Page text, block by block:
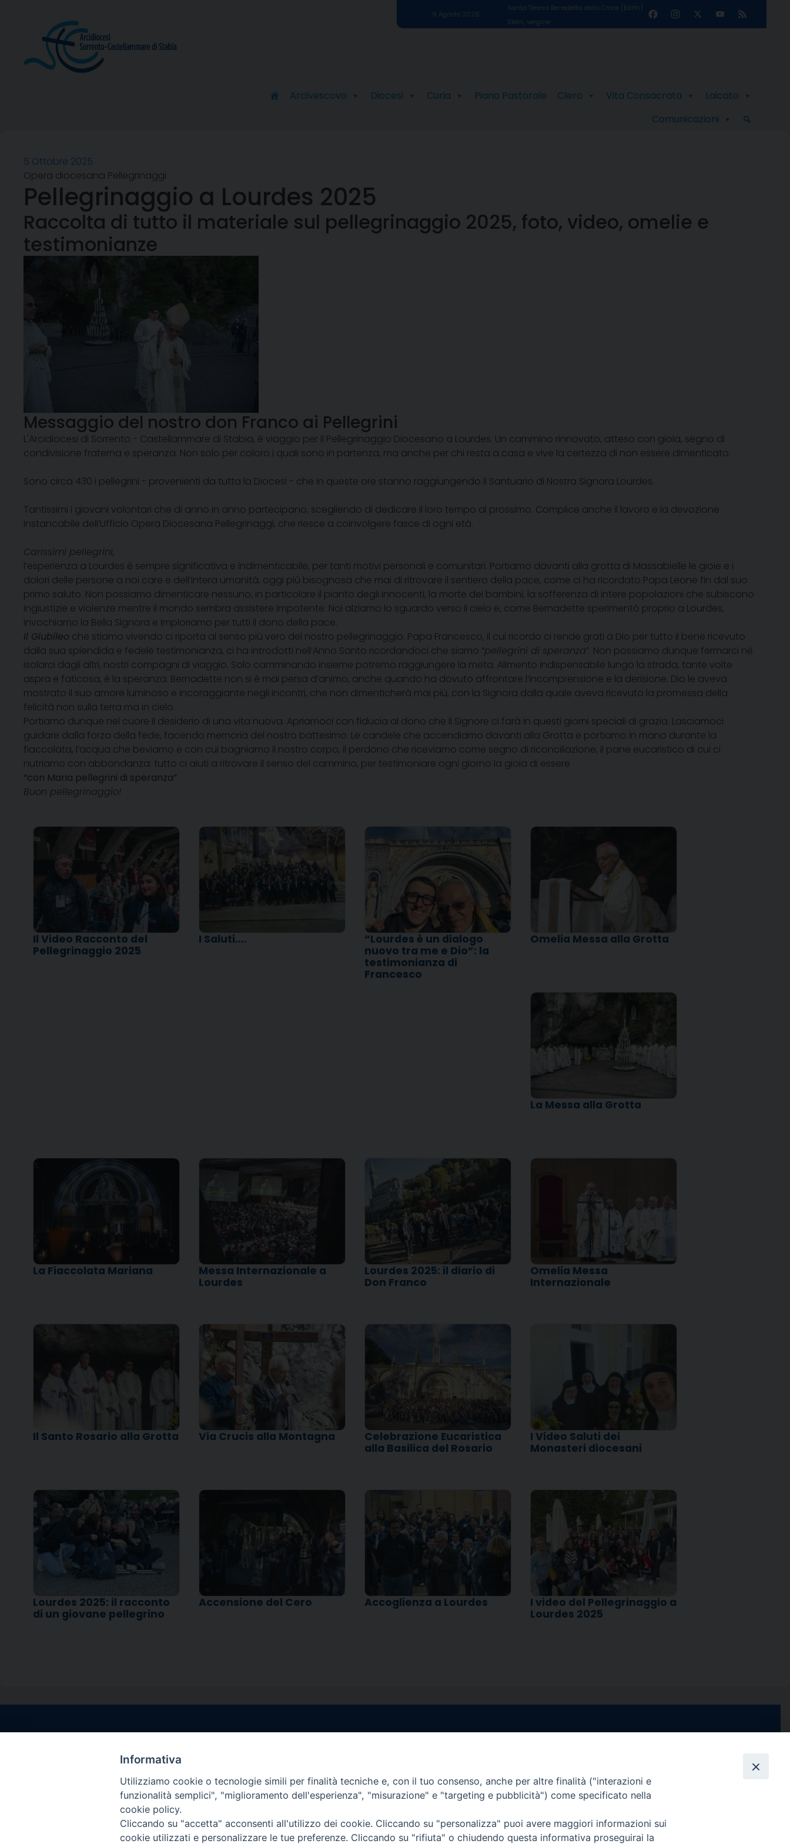
9 Agosto 2026
Santa Teresa Benedetta della Croce (Edith)
Stein, vergine
FacebookInstagram
X
YouTube
Channel
Feed
Arcivescovo Diocesi Curia Piano Pastorale Clero Vita Consacrata
Laicato
Comunicazioni
5 Ottobre 2025
Opera diocesana Pellegrinaggi
Pellegrinaggio a Lourdes 2025
Raccolta di tutto il materiale sul pellegrinaggio 2025, foto, video, omelie e
testimonianze
Messaggio del nostro don Franco ai Pellegrini
L'Arcidiocesi di Sorrento - Castellammare di Stabia, è viaggio per il Pellegrinaggio Diocesano a Lourdes. Un cammino rinnovato, atteso con gioia, segno di
condivisione fraterna e speranza. Non solo per coloro i quali sono in partenza, ma anche per chi resta a casa e vive la certezza di non essere dimenticato.
Sono circa 430 i pellegrini - provenienti da tutta la Diocesi - che in queste ore stanno raggiungendo il Santuario di Nostra Signora Lourdes.
Tantissimi i giovani volontari che di anno in anno partecipano, scegliendo di dedicare il loro tempo al prossimo. Complice anche il lavoro e la devozione
instancabile dell’Ufficio Opera Diocesana Pellegrinaggi, che riesce a coinvolgere fasce di ogni età.
Carissimi pellegrini,
l’esperienza a Lourdes è sempre significativa e indimenticabile, per tanti motivi personali e comunitari. Portiamo davanti alla grotta di Massabielle le gioie e i
dolori delle persone a noi care e dell’intera umanità, oggi più bisognosa che mai di ritrovare il sentiero della pace, come ci ha ricordato Papa Leone fin dal suo
primo saluto. Non possiamo dimenticare nessuno, in particolare il pianto degli innocenti, la morte dei bambini, la sofferenza di intere popolazioni che subiscono
ingiustizie e violenze mentre il mondo sembra assistere impotente. Noi alziamo lo sguardo verso il cielo e, come Bernadette sperimentò proprio a Lourdes,
invochiamo la Bella Signora e imploriamo per tutti il dono della pace.
Il Giubileo che stiamo vivendo ci riporta al senso più vero del nostro pellegrinaggio. Papa Francesco, il cui ricordo ci rende grati a Dio per tutto il bene ricevuto
dalla sua splendida e fedele testimonianza, ci ha introdotti nell’Anno Santo ricordandoci che siamo “pellegrini di speranza”. Non possiamo dunque fermarci né
isolarci dagli altri, nostri compagni di viaggio. Solo camminando insieme potremo raggiungere la meta. Alimento indispensabile lungo la strada, tante volte
aspra e faticosa, è la speranza. Bernadette non si è mai persa d’animo, anche quando ha dovuto affrontare l’incomprensione e la derisione. Dio le aveva
mostrato il suo amore luminoso e incoraggiante negli incontri, che non dimenticherà mai più, con la Signora dalla quale aveva ricevuto la promessa della
felicità non sulla terra ma in cielo.
Portiamo dunque nel cuore il desiderio di una vita nuova. Apriamoci con fiducia al dono che Il Signore ci farà in questi giorni speciali di grazia. Lasciamoci
guidare dalla forza della fede, facendo memoria del nostro battesimo. Le candele che accendiamo davanti alla Grotta e portiamo in mano durante la
fiaccolata, l’acqua che beviamo e con cui bagniamo il nostro corpo, il perdono che riceviamo come segno di riconciliazione, il pane eucaristico di cui ci
nutriamo con abbondanza: tutto ci aiuti a ritrovare il senso del cammino, per testimoniare ogni giorno la gioia di essere
“con Maria pellegrini di speranza”
Buon pellegrinaggio!
Il Video Racconto del
Pellegrinaggio 2025
I Saluti….
“Lourdes è un dialogo
nuovo tra me e Dio”: la
testimonianza di
Francesco
Omelia Messa alla Grotta
La Messa alla Grotta
La Fiaccolata Mariana
Messa Internazionale a
Lourdes
Lourdes 2025: il diario di
Don Franco
Omelia Messa
Internazionale
Il Santo Rosario alla Grotta Via Crucis alla Montagna
Celebrazione Eucaristica
alla Basilica del Rosario
I Video Saluti dei
Monasteri diocesani
Lourdes 2025: il racconto
di un giovane pellegrino
Accensione del Cero Accoglienza a Lourdes
I video del Pellegrinaggio a
Lourdes 2025
Via Santa Maria della Pietà, 44 – 80067
Sorrento (NA)
tel. 0818781244
Giorni ed Orari Apertura Uffici:
Venerdì ore 09:30 – 12:30
———————————————————–
PEC:diocesisorrentocastellammare@pec.it
tel. 0818714501
Giorni ed Orari Apertura Uffici:
Uffici Matrimoni:
Lunedì e Mercoledì ore 09:30 – 12:30
YouTube
Channel
Feed
Informativa Privacy
COPYRIGHT © 2013-2025
Informativa
Utilizziamo cookie o tecnologie simili per finalità tecniche e, con il tuo consenso, anche per altre finalità ("interazioni e
funzionalità semplici", "miglioramento dell'esperienza", "misurazione" e "targeting e pubblicità") come specificato nella
cookie policy.
Cliccando su "accetta" acconsenti all'utilizzo dei cookie. Cliccando su "personalizza" puoi avere maggiori informazioni sui
cookie utilizzati e personalizzare le tue preferenze. Cliccando su "rifiuta" o chiudendo questa informativa proseguirai la